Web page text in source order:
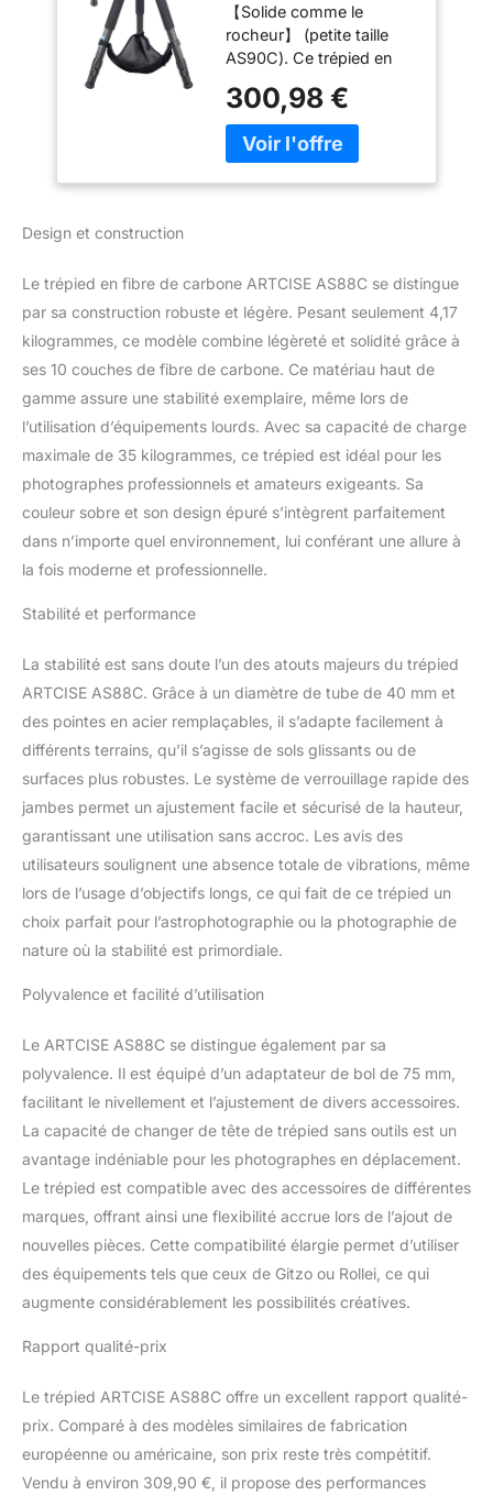
Bol Robuste
ARTCISE AS88C
Trépied pour
Appareil Photo Ultra
Stable avec Bol de
75 mm et
Adaptateur Tube de
Jambe de 40 mm
【Solide comme le
rocheur】 (petite taille
AS90C). Ce trépied en
couches de fibre de
carbone avec un
diamètre de tube de 36
que 2,4 kg. La
conception sans axe
central est plus stable.
trépied professionnel en
fibre de carbone robuste,
pièces principales
entièrement fabriquées
en métal et grâce à la
technologie d'oxydation
anodique CNC. Pieds de
trépied en fibre de
carbone à 4 sections
verrouillage facile.
trépied en fibre de
carbone avec un bol de
nivellement de 75 mm
offrant une large base
pour niveler et équilibrer
Plus surprenant, il vous
permet également de
régler l'appareil photo
immédiatement. Prise de
vue multi-angles : ce
trépied dispose d'une
cm lorsqu'il est étendu et
de 160 cm. Chaque pied
est réglable
indépendamment en
longueur et en angle et
convient parfaitement
pour une utilisation sur
sol inégal. Taille
compacte : ce trépied en
fibre de carbone peut
être plié jusqu'à 57,9 cm,
léger et très portable, ce
trépied s'adapte à une
ans. Veuillez nous
contacter si vous avez
besoin d'aide.
300,98 €
Design et construction
Le trépied en fibre de carbone ARTCISE AS88C se distingue
par sa construction robuste et légère. Pesant seulement 4,17
kilogrammes, ce modèle combine légèreté et solidité grâce à
ses 10 couches de fibre de carbone. Ce matériau haut de
gamme assure une stabilité exemplaire, même lors de
l’utilisation d’équipements lourds. Avec sa capacité de charge
maximale de 35 kilogrammes, ce trépied est idéal pour les
photographes professionnels et amateurs exigeants. Sa
couleur sobre et son design épuré s’intègrent parfaitement
dans n’importe quel environnement, lui conférant une allure à
la fois moderne et professionnelle.
Stabilité et performance
La stabilité est sans doute l’un des atouts majeurs du trépied
ARTCISE AS88C. Grâce à un diamètre de tube de 40 mm et
des pointes en acier remplaçables, il s’adapte facilement à
différents terrains, qu’il s’agisse de sols glissants ou de
surfaces plus robustes. Le système de verrouillage rapide des
jambes permet un ajustement facile et sécurisé de la hauteur,
garantissant une utilisation sans accroc. Les avis des
utilisateurs soulignent une absence totale de vibrations, même
lors de l’usage d’objectifs longs, ce qui fait de ce trépied un
choix parfait pour l’astrophotographie ou la photographie de
nature où la stabilité est primordiale.
Polyvalence et facilité d’utilisation
Le ARTCISE AS88C se distingue également par sa
polyvalence. Il est équipé d’un adaptateur de bol de 75 mm,
facilitant le nivellement et l’ajustement de divers accessoires.
La capacité de changer de tête de trépied sans outils est un
avantage indéniable pour les photographes en déplacement.
Le trépied est compatible avec des accessoires de différentes
marques, offrant ainsi une flexibilité accrue lors de l’ajout de
nouvelles pièces. Cette compatibilité élargie permet d’utiliser
des équipements tels que ceux de Gitzo ou Rollei, ce qui
augmente considérablement les possibilités créatives.
Rapport qualité-prix
Le trépied ARTCISE AS88C offre un excellent rapport qualité-
prix. Comparé à des modèles similaires de fabrication
européenne ou américaine, son prix reste très compétitif.
Vendu à environ 309,90 €, il propose des performances